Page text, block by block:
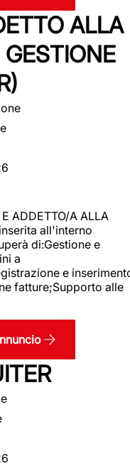
ALLA
ADDETTO/A ALLA
all'interno
di:Gestione e
a
e
fatture;Supporto alle